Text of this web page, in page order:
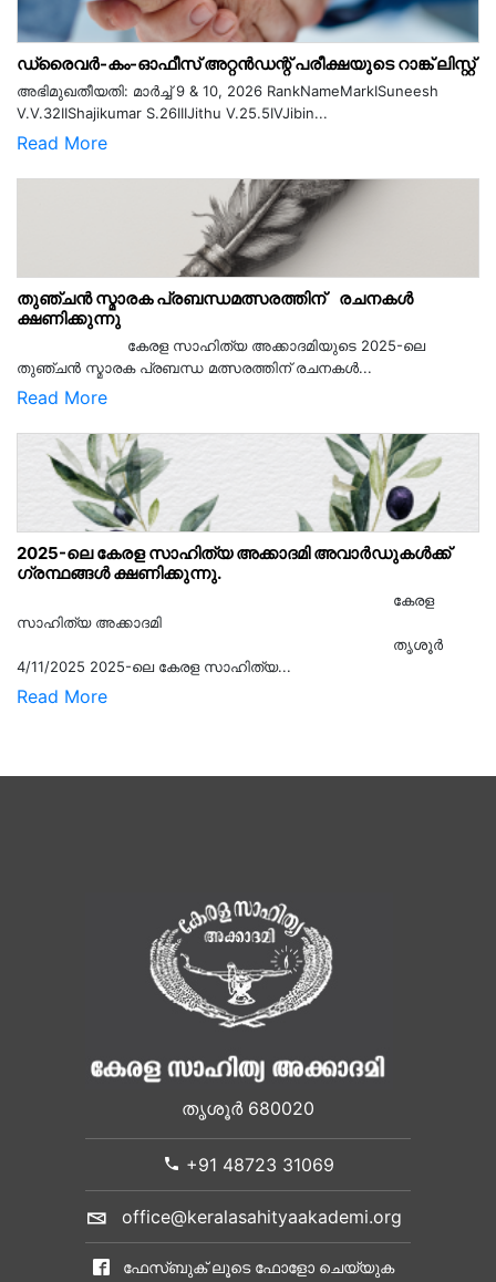
ഡ്രൈവർ-കം-ഓഫീസ് അറ്റൻഡന്റ് പരീക്ഷയുടെ റാങ്ക് ലിസ്റ്റ്
അഭിമുഖതീയതി: മാർച്ച് 9 & 10, 2026 RankNameMarkISuneesh
V.V.32IIShajikumar S.26IIIJithu V.25.5IVJibin...
Read More
തുഞ്ചൻ സ്മാരക പ്രബന്ധമത്സരത്തിന് രചനകൾ
ക്ഷണിക്കുന്നു
കേരള സാഹിത്യ അക്കാദമിയുടെ 2025-ലെ
തുഞ്ചൻ സ്മാരക പ്രബന്ധ മത്സരത്തിന് രചനകൾ...
Read More
2025-ലെ കേരള സാഹിത്യ അക്കാദമി അവാർഡുകൾക്ക്
ഗ്രന്ഥങ്ങൾ ക്ഷണിക്കുന്നു.
കേരള
സാഹിത്യ അക്കാദമി
തൃശൂര്‍
4/11/2025 2025-ലെ കേരള സാഹിത്യ...
Read More
തൃശൂർ 680020
+91 48723 31069
office@keralasahityaakademi.org
ഫേസ്ബുക് ലൂടെ ഫോളോ ചെയ്യുക